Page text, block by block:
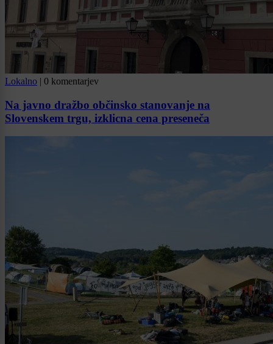
Lokalno | 0 komentarjev
Na javno dražbo občinsko stanovanje na
Slovenskem trgu, izklicna cena preseneča